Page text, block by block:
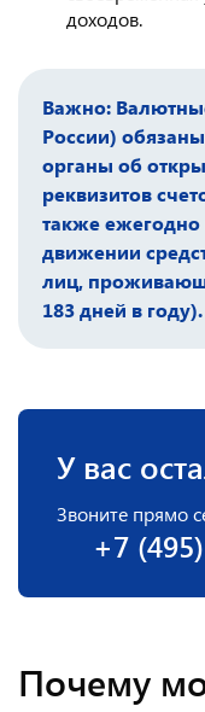
доходов.
Важно:
России)
органы об
реквизитов
также ежегодно
движении
лиц,
183 дней в году).
У вас
Звоните прямо
+7
Почему